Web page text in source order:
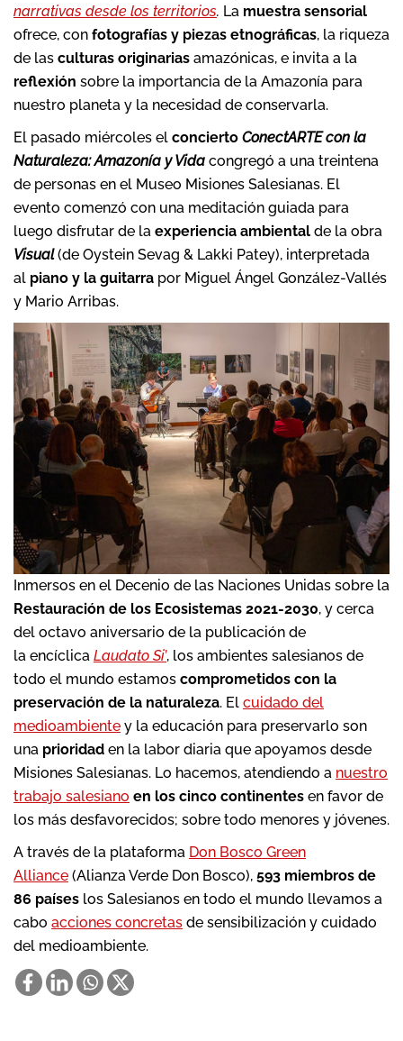
narrativas desde los territorios. La muestra sensorial
ofrece, con fotografías y piezas etnográficas, la riqueza
de las culturas originarias amazónicas, e invita a la
reflexión sobre la importancia de la Amazonía para
nuestro planeta y la necesidad de conservarla.
El pasado miércoles el concierto ConectARTE con la
Naturaleza: Amazonía y Vida congregó a una treintena
de personas en el Museo Misiones Salesianas. El
evento comenzó con una meditación guiada para
luego disfrutar de la experiencia ambiental de la obra
Visual(de Oystein Sevag & Lakki Patey), interpretada
al piano y la guitarra por Miguel Ángel González-Vallés
y Mario Arribas.
Inmersos en el Decenio de las Naciones Unidas sobre la
Restauración de los Ecosistemas 2021-2030, y cerca
del octavo aniversario de la publicación de
la encíclica Laudato Si’, los ambientes salesianos de
todo el mundo estamos comprometidos con la
preservación de la naturaleza. El cuidado del
medioambiente y la educación para preservarlo son
una prioridad en la labor diaria que apoyamos desde
Misiones Salesianas. Lo hacemos, atendiendo a nuestro
trabajo salesiano en los cinco continentes en favor de
los más desfavorecidos; sobre todo menores y jóvenes.
A través de la plataforma Don Bosco Green
Alliance (Alianza Verde Don Bosco), 593 miembros de
86 países los Salesianos en todo el mundo llevamos a
cabo acciones concretas de sensibilización y cuidado
del medioambiente.